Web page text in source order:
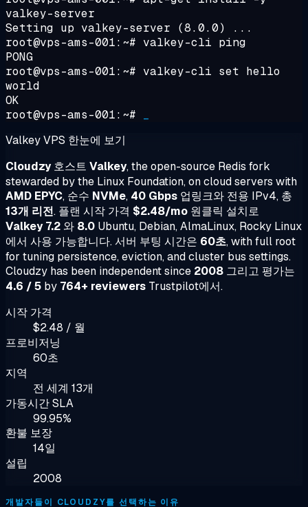
valkey-server
Setting up valkey-server (8.0.0) ...
root@vps-ams-001:~# valkey-cli ping
PONG
root@vps-ams-001:~# valkey-cli set hello
world
OK
root@vps-ams-001:~#
Valkey VPS 한눈에 보기
Cloudzy호스트 Valkey, the open-source Redis fork
stewarded by the Linux Foundation, on cloud servers with
AMD EPYC, 순수 NVMe, 40 Gbps 업링크와 전용 IPv4, 총
13개 리전. 플랜 시작 가격 $2.48/mo 원클릭 설치로
Valkey 7.2 와 8.0 Ubuntu, Debian, AlmaLinux, Rocky Linux
에서 사용 가능합니다. 서버 부팅 시간은 60초, with full root
for tuning persistence, eviction, and cluster bus settings.
Cloudzy has been independent since 2008 그리고 평가는
4.6 / 5 by 764+ reviewers Trustpilot에서.
시작 가격
$2.48 / 월
프로비저닝
60초
지역
전 세계 13개
가동시간 SLA
99.95%
환불 보장
14일
설립
2008
개발자들이 CLOUDZY를 선택하는 이유